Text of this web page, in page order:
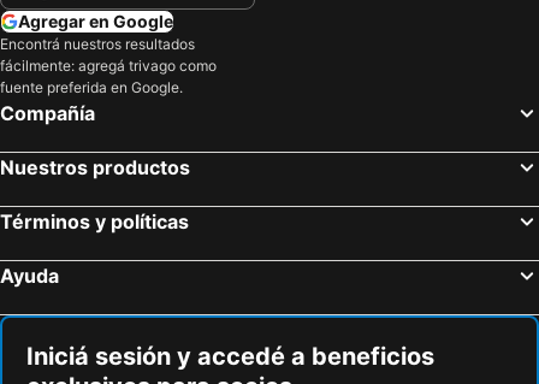
Hotel Boutique Casa Werner
Hotel y Cabanas Terrazas Del Lago
Casa Ellies Hotel Boutique
Playa Maqui Lodge
Apart Hotel Tronador
Casa Ayacara
Hotel Serenade de Franz Schubert
Stay Casa Hotel
Agregar en Google
Encontrá nuestros resultados
fácilmente: agregá trivago como
fuente preferida en Google.
Compañía
Nuestros productos
Términos y políticas
Ayuda
Iniciá sesión y accedé a beneficios